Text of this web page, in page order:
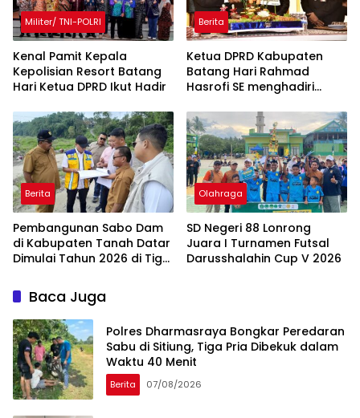
Militer/ TNI-POLRI
Kenal Pamit Kepala
Kepolisian Resort Batang
Hari ‎Ketua DPRD Ikut Hadir
Berita
Ketua DPRD Kabupaten
Batang Hari Rahmad
Hasrofi SE menghadiri
Bank Jambi
Berita
Pembangunan Sabo Dam
di Kabupaten Tanah Datar
Dimulai Tahun 2026 di Tiga
Olahraga
SD Negeri 88 Lonrong
Juara I Turnamen Futsal
Darusshalahin Cup V 2026
Baca Juga
Polres Dharmasraya Bongkar Peredaran
Sabu di Sitiung, Tiga Pria Dibekuk dalam
Waktu 40 Menit
Berita 07/08/2026